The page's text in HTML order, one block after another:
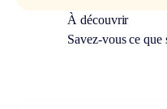
À découvrir
Savez-vous ce